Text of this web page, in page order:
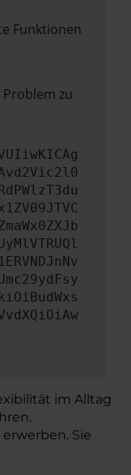
Funktionen
zu
im Alltag
Sie